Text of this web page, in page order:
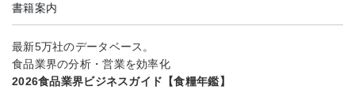
書籍案内
最新5万社のデータベース。
食品業界の分析・営業を効率化
2026食品業界ビジネスガイド【食糧年鑑】